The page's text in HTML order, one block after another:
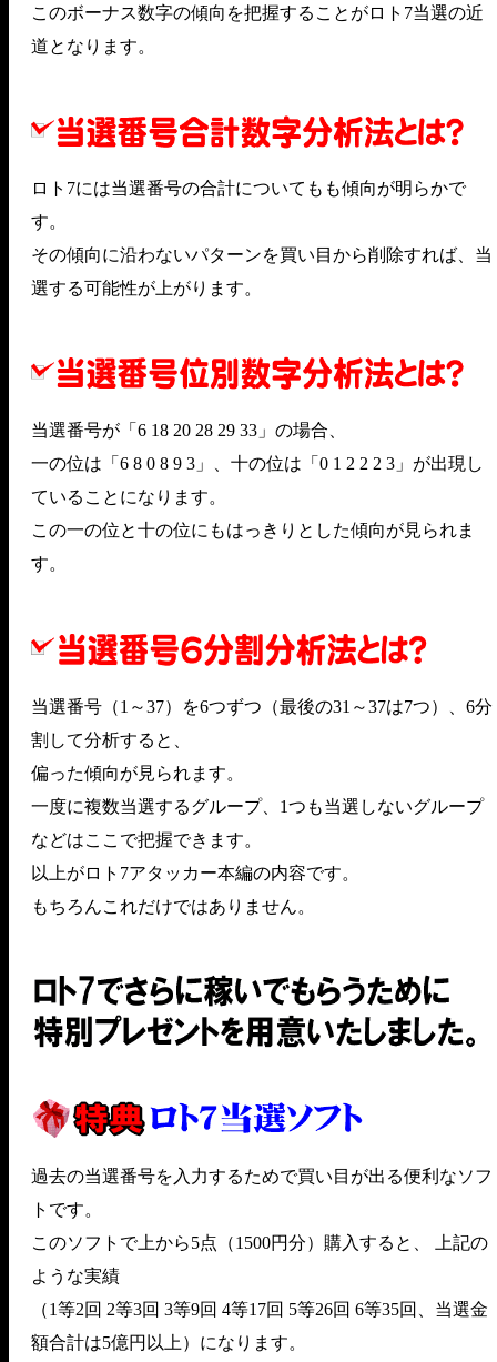
このボーナス数字の傾向を把握することがロト7当選の近
道となります。
ロト7には当選番号の合計についてもも傾向が明らかで
す。
その傾向に沿わないパターンを買い目から削除すれば、当
選する可能性が上がります。
当選番号が「6 18 20 28 29 33」の場合、
一の位は「6 8 0 8 9 3」、十の位は「0 1 2 2 2 3」が出現し
ていることになります。
この一の位と十の位にもはっきりとした傾向が見られま
す。
当選番号（1～37）を6つずつ（最後の31～37は7つ）、6分
割して分析すると、
偏った傾向が見られます。
一度に複数当選するグループ、1つも当選しないグループ
などはここで把握できます。
以上がロト7アタッカー本編の内容です。
もちろんこれだけではありません。
過去の当選番号を入力するためで買い目が出る便利なソフ
トです。
このソフトで上から5点（1500円分）購入すると、 上記の
ような実績
（1等2回 2等3回 3等9回 4等17回 5等26回 6等35回、当選金
額合計は5億円以上）になります。